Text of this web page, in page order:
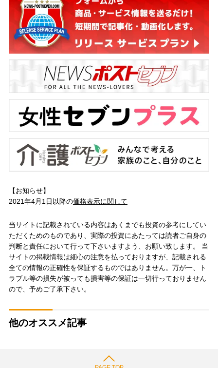
【お知らせ】
2021年4月1日以降の価格表示に関して
当サイトに記載されている内容はあくまでも投資の参考にしてい
ただくためのものであり、実際の投資にあたっては読者ご自身の
判断と責任において行って下さいますよう、お願い致します。 当
サイトの掲載情報は細心の注意を払っておりますが、記載される
全ての情報の正確性を保証するものではありません。万が一、ト
ラブル等の損失が被っても損害等の保証は一切行っておりません
ので、予めご了承下さい。
他のオススメ記事